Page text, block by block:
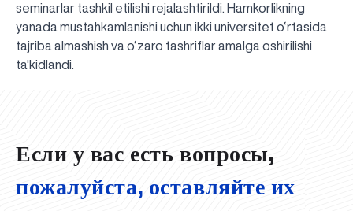
seminarlar tashkil etilishi rejalashtirildi. Hamkorlikning
yanada mustahkamlanishi uchun ikki universitet o‘rtasida
tajriba almashish va o‘zaro tashriflar amalga oshirilishi
ta'kidlandi.
UBS professori "Yangi O‘zbekiston yosh olimlari"
qatoridan joy oldi!
Вышел новый номер нашей любимой газеты «UBS
Xabarnomasi»!
Анализ деятельности UBS и планы на перспективу
Преподаватели UBS повысили квалификацию в
Кыргызстане
Вперёд к победе, Узбекистан!
НАЗНАЧЕНИЕ
UBS в средствах массовой информации
UBS и выпускники университета удостоены наград
хокимията области
Хотите вывести изучение языка на новый уровень?
Inson kapitaliga yo‘naltirilgan investitsiya — Yangi
O‘zbekiston taraqqiyotining eng muhim tayanchi
Если у вас есть вопросы,
пожалуйста, оставляйте их